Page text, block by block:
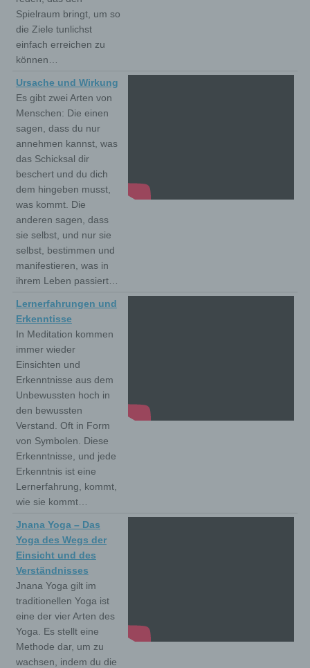
Spielraum bringt, um so
die Ziele tunlichst
einfach erreichen zu
können…
Ursache und Wirkung
Es gibt zwei Arten von
Menschen: Die einen
sagen, dass du nur
annehmen kannst, was
das Schicksal dir
beschert und du dich
dem hingeben musst,
was kommt. Die
anderen sagen, dass
sie selbst, und nur sie
selbst, bestimmen und
manifestieren, was in
ihrem Leben passiert…
Lernerfahrungen und
Erkenntisse
In Meditation kommen
immer wieder
Einsichten und
Erkenntnisse aus dem
Unbewussten hoch in
den bewussten
Verstand. Oft in Form
von Symbolen. Diese
Erkenntnisse, und jede
Erkenntnis ist eine
Lernerfahrung, kommt,
wie sie kommt…
Jnana Yoga – Das
Yoga des Wegs der
Einsicht und des
Verständnisses
Jnana Yoga gilt im
traditionellen Yoga ist
eine der vier Arten des
Yoga. Es stellt eine
Methode dar, um zu
wachsen, indem du die